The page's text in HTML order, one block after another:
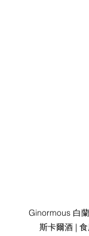
Ginormous 白
斯卡爾酒 |